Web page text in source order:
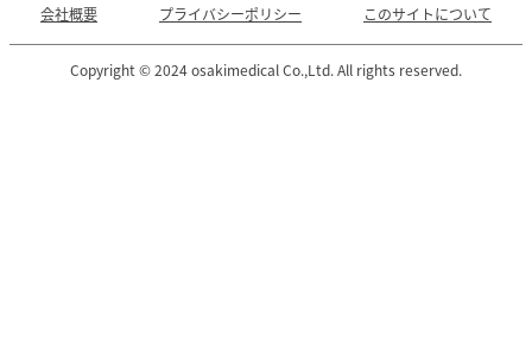
会社概要 プライバシーポリシー このサイトについて
Copyright © 2024 osakimedical Co.,Ltd. All rights reserved.